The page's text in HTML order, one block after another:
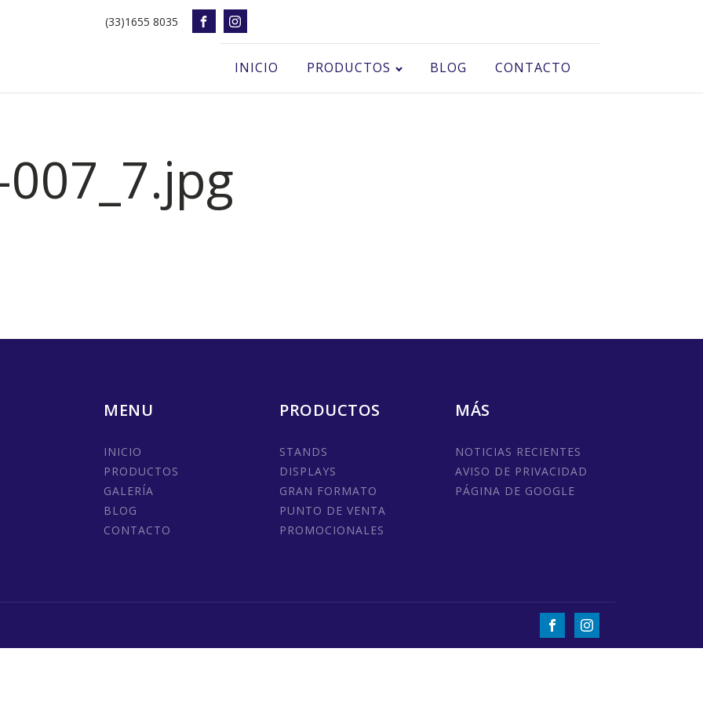
(33)1655 8035
INICIO PRODUCTOS BLOG CONTACTO
007_7.jpg
MENU
INICIO
PRODUCTOS
GALERÍA
BLOG
CONTACTO
PRODUCTOS
STANDS
DISPLAYS
GRAN FORMATO
PUNTO DE VENTA
PROMOCIONALES
MÁS
NOTICIAS RECIENTES
AVISO DE PRIVACIDAD
PÁGINA DE GOOGLE